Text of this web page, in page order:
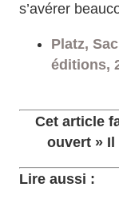
s’avérer
Platz,
éditions,
Cet article
ouvert » Il
Lire aussi :